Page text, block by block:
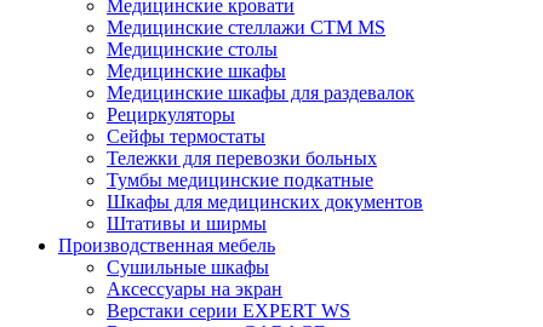
Медицинские кровати
Медицинские стеллажи CTM MS
Медицинские столы
Медицинские шкафы
Медицинские шкафы для раздевалок
Рециркуляторы
Сейфы термостаты
Тележки для перевозки больных
Тумбы медицинские подкатные
Шкафы для медицинских документов
Штативы и ширмы
Производственная мебель
Cушильные шкафы
Аксессуары на экран
Верстаки серии EXPERT WS